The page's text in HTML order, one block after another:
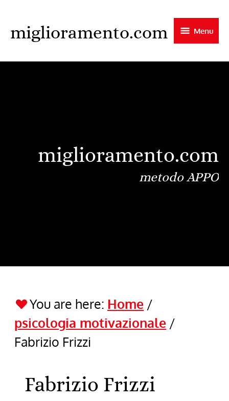
to
content
miglioramento.com Menu
miglioramento.com
metodo APPO
You are here: Home /
psicologia motivazionale /
Fabrizio Frizzi
Fabrizio Frizzi